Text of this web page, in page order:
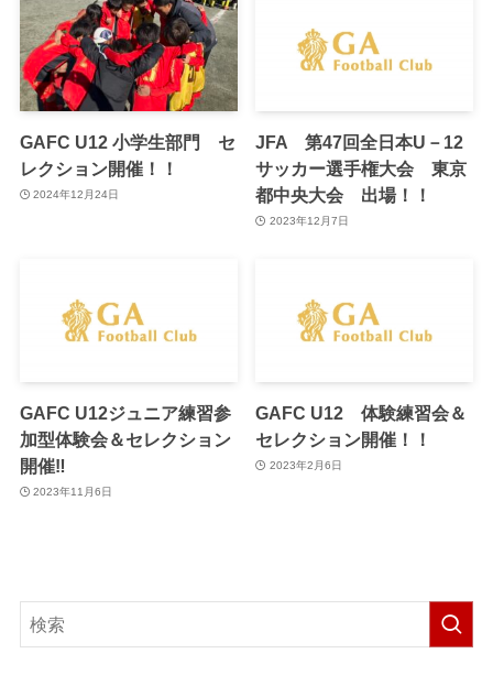
GAFC U12 小学生部門 セ
レクション開催！！
2024年12月24日
JFA 第47回全日本U－12
サッカー選手権大会 東京
都中央大会 出場！！
2023年12月7日
GAFC U12ジュニア練習参
加型体験会＆セレクション
開催‼
2023年11月6日
GAFC U12 体験練習会＆
セレクション開催！！
2023年2月6日